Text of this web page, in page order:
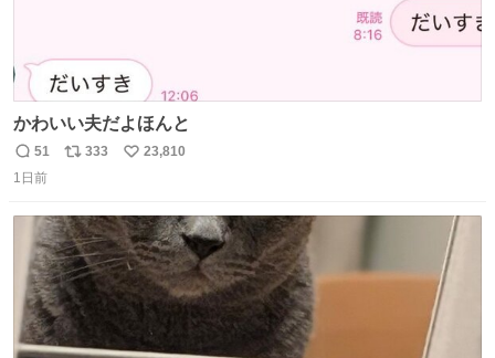
かわいい夫だよほんと
返
信
51
リ
ト
数
333
い
数
23,810
1日前